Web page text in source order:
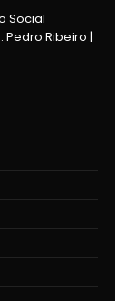
Social
Pedro Ribeiro |